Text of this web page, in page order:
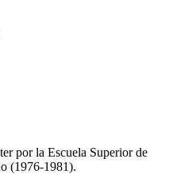
por la Escuela Superior de
(1976-1981).